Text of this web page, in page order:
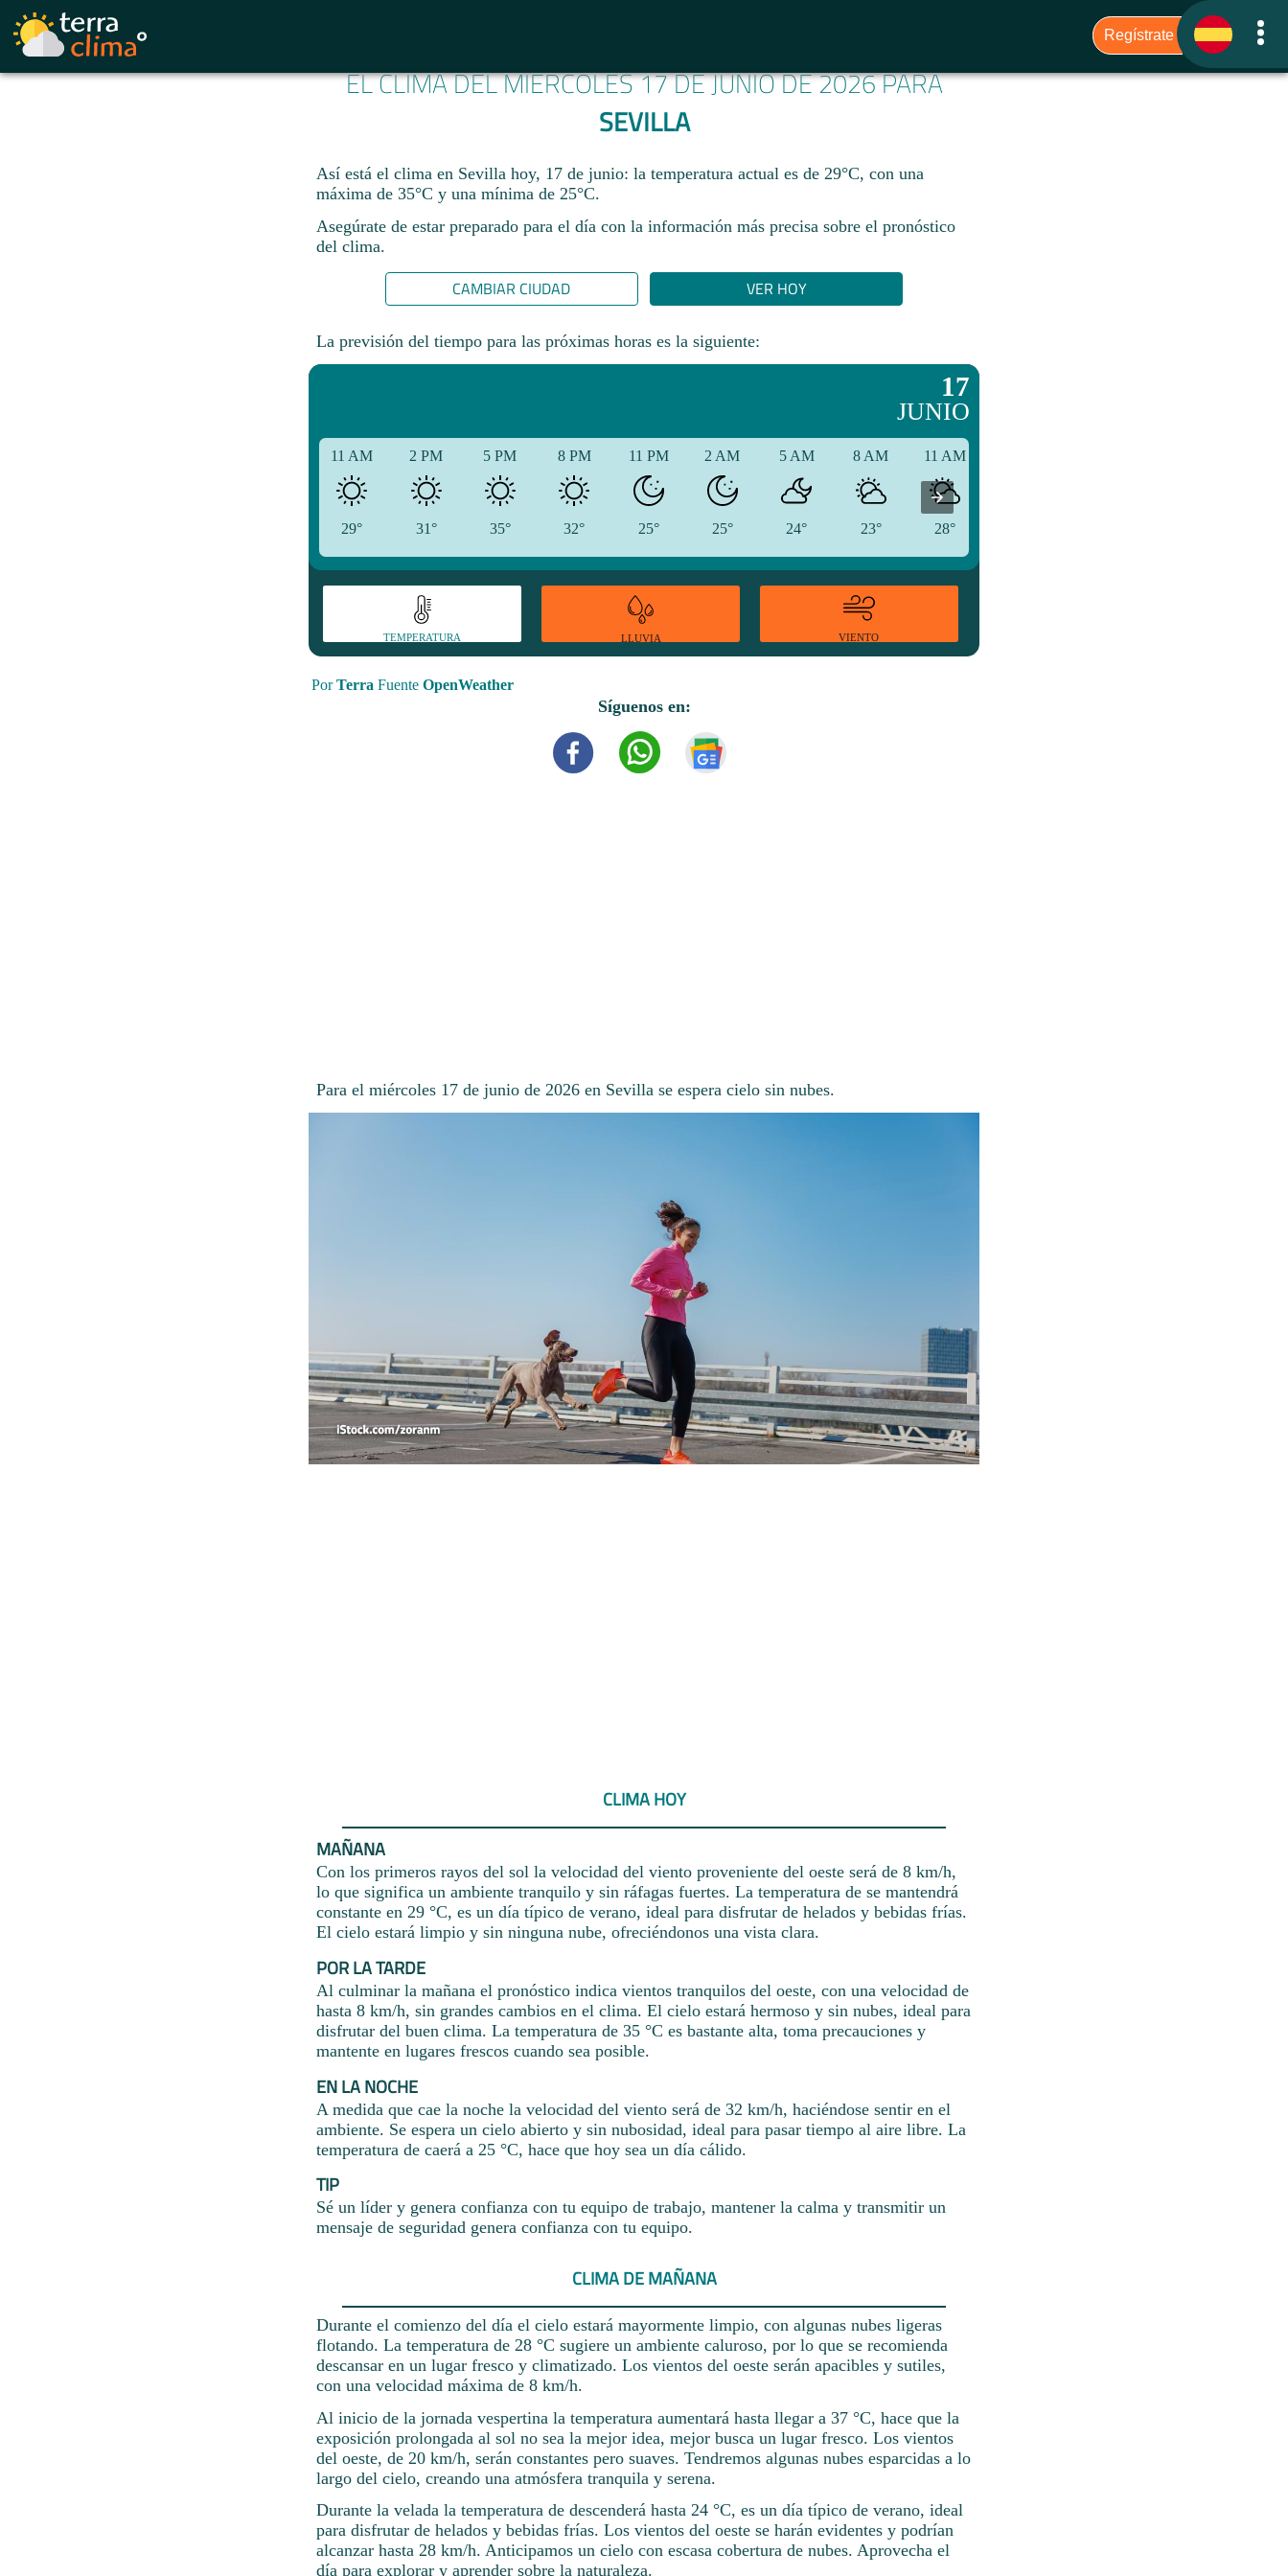
EL CLIMA DEL MIÉRCOLES 17 DE JUNIO DE 2026 PARA
SEVILLA
Así está el clima en Sevilla hoy, 17 de junio: la temperatura actual es de 29°C, con una
máxima de 35°C y una mínima de 25°C.
Asegúrate de estar preparado para el día con la información más precisa sobre el pronóstico
del clima.
CAMBIAR CIUDAD VER HOY
La previsión del tiempo para las próximas horas es la siguiente:
17
JUNIO
11 AM
29°
2 PM
31°
5 PM
35°
8 PM
32°
11 PM
25°
2 AM
25°
5 AM
24°
8 AM
23°
11 AM
28°
TEMPERATURA LLUVIA VIENTO
PorTerra Fuente OpenWeather
Síguenos en:
Para el miércoles 17 de junio de 2026 en Sevilla se espera cielo sin nubes.
CLIMA HOY
MAÑANA
Con los primeros rayos del sol la velocidad del viento proveniente del oeste será de 8 km/h,
lo que significa un ambiente tranquilo y sin ráfagas fuertes. La temperatura de se mantendrá
constante en 29 °C, es un día típico de verano, ideal para disfrutar de helados y bebidas frías.
El cielo estará limpio y sin ninguna nube, ofreciéndonos una vista clara.
POR LA TARDE
Al culminar la mañana el pronóstico indica vientos tranquilos del oeste, con una velocidad de
hasta 8 km/h, sin grandes cambios en el clima. El cielo estará hermoso y sin nubes, ideal para
disfrutar del buen clima. La temperatura de 35 °C es bastante alta, toma precauciones y
mantente en lugares frescos cuando sea posible.
EN LA NOCHE
A medida que cae la noche la velocidad del viento será de 32 km/h, haciéndose sentir en el
ambiente. Se espera un cielo abierto y sin nubosidad, ideal para pasar tiempo al aire libre. La
temperatura de caerá a 25 °C, hace que hoy sea un día cálido.
TIP
Sé un líder y genera confianza con tu equipo de trabajo, mantener la calma y transmitir un
mensaje de seguridad genera confianza con tu equipo.
CLIMA DE MAÑANA
Durante el comienzo del día el cielo estará mayormente limpio, con algunas nubes ligeras
flotando. La temperatura de 28 °C sugiere un ambiente caluroso, por lo que se recomienda
descansar en un lugar fresco y climatizado. Los vientos del oeste serán apacibles y sutiles,
con una velocidad máxima de 8 km/h.
Al inicio de la jornada vespertina la temperatura aumentará hasta llegar a 37 °C, hace que la
exposición prolongada al sol no sea la mejor idea, mejor busca un lugar fresco. Los vientos
del oeste, de 20 km/h, serán constantes pero suaves. Tendremos algunas nubes esparcidas a lo
largo del cielo, creando una atmósfera tranquila y serena.
Durante la velada la temperatura de descenderá hasta 24 °C, es un día típico de verano, ideal
para disfrutar de helados y bebidas frías. Los vientos del oeste se harán evidentes y podrían
alcanzar hasta 28 km/h. Anticipamos un cielo con escasa cobertura de nubes. Aprovecha el
día para explorar y aprender sobre la naturaleza.